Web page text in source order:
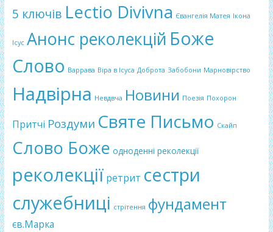
5 ключів Lectio Divivna Євангелія Матея Ікона
Ісус Анонс реколекцій Боже
Слово Варрава Віра в Ісуса Доброта Забобони Марновірство
Надвірна Невдвча Новини Поезія Похорон
Притчі Роздуми Святе Письмо Скайп
Слово Боже одноденні реколекції
реколекції ретрит сестри
служебниці стрітення фундамент
єв.Марка